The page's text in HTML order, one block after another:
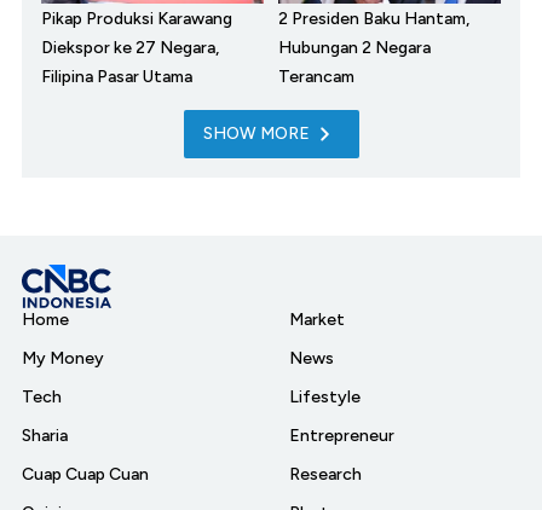
Pikap Produksi Karawang
Diekspor ke 27 Negara,
Filipina Pasar Utama
2 Presiden Baku Hantam,
Hubungan 2 Negara
Terancam
SHOW MORE
Home
My Money
Tech
Sharia
Cuap Cuap Cuan
Market
News
Lifestyle
Entrepreneur
Research